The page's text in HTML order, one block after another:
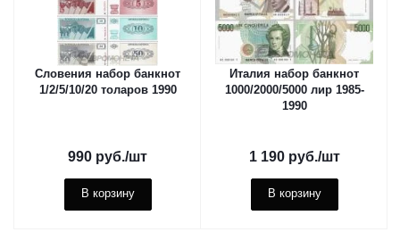
Словения набор банкнот
1/2/5/10/20 толаров 1990
990 руб./шт
В корзину
Италия набор банкнот
1000/2000/5000 лир 1985-
1990
1 190руб./шт
В корзину